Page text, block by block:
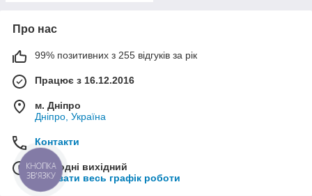
Про нас
99% позитивних з 255 відгуків за рік
Працює з 16.12.2016
м. Дніпро
Дніпро, Україна
Контакти
Сьогодні вихідний
Показати весь графік роботи
КНОПКА
ЗВ'ЯЗКУ